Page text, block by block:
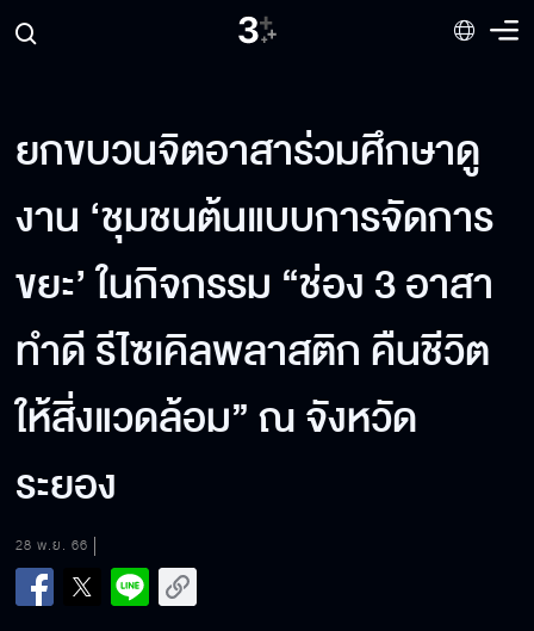
ยกขบวนจิตอาสาร่วมศึกษาดู
งาน ‘ชุมชนต้นแบบการจัดการ
ขยะ’ ในกิจกรรม “ช่อง 3 อาสา
ทำดี รีไซเคิลพลาสติก คืนชีวิต
ให้สิ่งแวดล้อม” ณ จังหวัด
ระยอง
28 พ.ย. 66